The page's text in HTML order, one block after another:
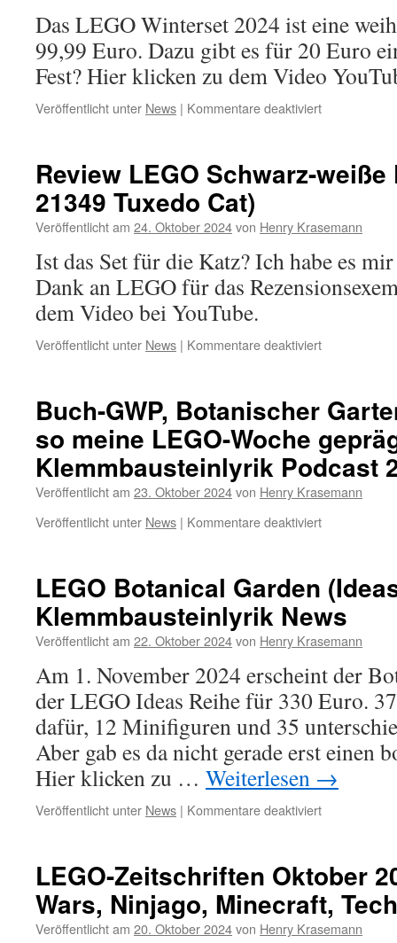
Das LEGO Winterset 2024 ist eine
99,99 Euro. Dazu gibt es für 20 Euro
Fest? Hier klicken zu dem Video
Veröffentlicht unter News | Kommentare deaktiviertfür
des
Lieferwagen
Set
10339
Review LEGO Schwarz-
21349 Tuxedo Cat)
Veröffentlicht am 24. Oktober 2024von Henry Krasemann
Ist das Set für die Katz? Ich habe es
Dank an LEGO für das
dem Video bei YouTube.
Veröffentlicht unter News | Kommentare deaktiviertfür
weiße
Katze
(Ideas
Set
Tuxedo
Cat)
Buch-GWP, Botanischer
so meine LEGO-Woche
Klemmbausteinlyrik Podcast
Veröffentlicht am 23. Oktober 2024von Henry Krasemann
Veröffentlicht unter News | Kommentare deaktiviertfür
Garten
und
was
sonst
meine
LEGO-
geprägt
hat:
Podcast
23.10.2024
LEGO Botanical Garden
Klemmbausteinlyrik News
Veröffentlicht am 22. Oktober 2024von Henry Krasemann
Am 1. November 2024 erscheint der
der LEGO Ideas Reihe für 330 Euro.
dafür, 12 Minifiguren und 35
Aber gab es da nicht gerade erst einen
Hier klicken zu … Weiterlesen →
Veröffentlicht unter News | Kommentare deaktiviertfür
(Ideas
Set
21353):
LEGO-Zeitschriften Oktober
Wars, Ninjago, Minecraft,
Veröffentlicht am 20. Oktober 2024von Henry Krasemann